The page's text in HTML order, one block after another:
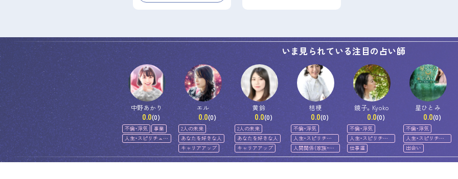
いま見られている注目の占い師
中野あかり
0.0(0)
不倫・浮気
事業
人生・スピリチュア
ル
エル
0.0(0)
2人の未来
あなたを好きな人
キャリアアップ
黄鈴
0.0(0)
2人の未来
あなたを好きな人
キャリアアップ
桔梗
0.0(0)
不倫・浮気
人生・スピリチュ
アル
人間関係（家族・友
人）
鏡子。Kyoko
0.0(0)
不倫・浮気
人生・スピリチュ
アル
仕事運
星ひとみ
0.0(0)
不倫・浮気
人生・スピリチュ
アル
出会い